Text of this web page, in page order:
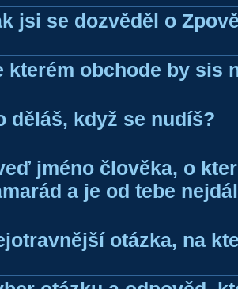
jsi se dozvěděl o
kterém obchode by sis
děláš, když se nudíš?
jméno člověka, o
a je od tebe
otázka, na